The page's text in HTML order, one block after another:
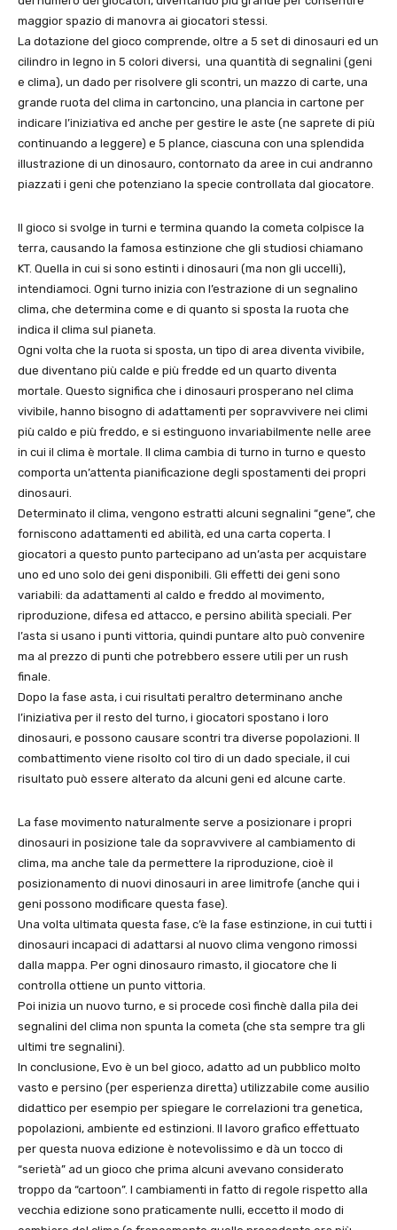
maggior spazio di manovra ai giocatori stessi.
La dotazione del gioco comprende, oltre a 5 set di dinosauri ed un
cilindro in legno in 5 colori diversi, una quantità di segnalini (geni
e clima), un dado per risolvere gli scontri, un mazzo di carte, una
grande ruota del clima in cartoncino, una plancia in cartone per
indicare l’iniziativa ed anche per gestire le aste (ne saprete di più
continuando a leggere) e 5 plance, ciascuna con una splendida
illustrazione di un dinosauro, contornato da aree in cui andranno
piazzati i geni che potenziano la specie controllata dal giocatore.
Il gioco si svolge in turni e termina quando la cometa colpisce la
terra, causando la famosa estinzione che gli studiosi chiamano
KT. Quella in cui si sono estinti i dinosauri (ma non gli uccelli),
intendiamoci. Ogni turno inizia con l’estrazione di un segnalino
clima, che determina come e di quanto si sposta la ruota che
indica il clima sul pianeta.
Ogni volta che la ruota si sposta, un tipo di area diventa vivibile,
due diventano più calde e più fredde ed un quarto diventa
mortale. Questo significa che i dinosauri prosperano nel clima
vivibile, hanno bisogno di adattamenti per sopravvivere nei climi
più caldo e più freddo, e si estinguono invariabilmente nelle aree
in cui il clima è mortale. Il clima cambia di turno in turno e questo
comporta un’attenta pianificazione degli spostamenti dei propri
dinosauri.
Determinato il clima, vengono estratti alcuni segnalini “gene”, che
forniscono adattamenti ed abilità, ed una carta coperta. I
giocatori a questo punto partecipano ad un’asta per acquistare
uno ed uno solo dei geni disponibili. Gli effetti dei geni sono
variabili: da adattamenti al caldo e freddo al movimento,
riproduzione, difesa ed attacco, e persino abilità speciali. Per
l’asta si usano i punti vittoria, quindi puntare alto può convenire
ma al prezzo di punti che potrebbero essere utili per un rush
finale.
Dopo la fase asta, i cui risultati peraltro determinano anche
l’iniziativa per il resto del turno, i giocatori spostano i loro
dinosauri, e possono causare scontri tra diverse popolazioni. Il
combattimento viene risolto col tiro di un dado speciale, il cui
risultato può essere alterato da alcuni geni ed alcune carte.
La fase movimento naturalmente serve a posizionare i propri
dinosauri in posizione tale da sopravvivere al cambiamento di
clima, ma anche tale da permettere la riproduzione, cioè il
posizionamento di nuovi dinosauri in aree limitrofe (anche qui i
geni possono modificare questa fase).
Una volta ultimata questa fase, c’è la fase estinzione, in cui tutti i
dinosauri incapaci di adattarsi al nuovo clima vengono rimossi
dalla mappa. Per ogni dinosauro rimasto, il giocatore che li
controlla ottiene un punto vittoria.
Poi inizia un nuovo turno, e si procede così finchè dalla pila dei
segnalini del clima non spunta la cometa (che sta sempre tra gli
ultimi tre segnalini).
In conclusione, Evo è un bel gioco, adatto ad un pubblico molto
vasto e persino (per esperienza diretta) utilizzabile come ausilio
didattico per esempio per spiegare le correlazioni tra genetica,
popolazioni, ambiente ed estinzioni. Il lavoro grafico effettuato
per questa nuova edizione è notevolissimo e dà un tocco di
“serietà” ad un gioco che prima alcuni avevano considerato
troppo da “cartoon”. I cambiamenti in fatto di regole rispetto alla
vecchia edizione sono praticamente nulli, eccetto il modo di